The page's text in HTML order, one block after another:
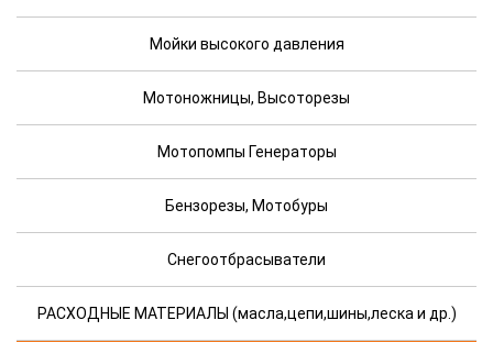
Мойки высокого давления
Мотоножницы, Высоторезы
Мотопомпы Генераторы
Бензорезы, Мотобуры
Снегоотбрасыватели
РАСХОДНЫЕ МАТЕРИАЛЫ (масла,цепи,шины,леска и др.)